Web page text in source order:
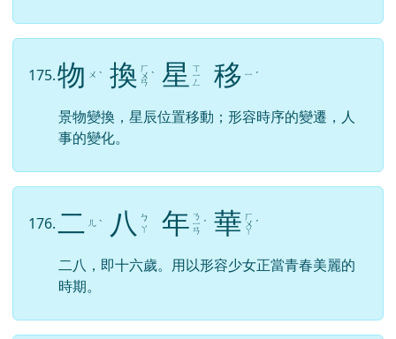
175.物 ㄨ ˋ 換 ㄏ
ㄨ
ㄢ
ˋ 星 ㄒ
ㄧ
ㄥ 移 ㄧ ˊ
景物變換，星辰位置移動；形容時序的變遷，人
事的變化。
176.二 ㄦ ˋ 八
ㄅ
ㄚ
年 ㄋ
ㄧ
ㄢ
ˊ 華 ㄏ
ㄨ
ㄚ
ˊ
二八，即十六歲。用以形容少女正當青春美麗的
時期。